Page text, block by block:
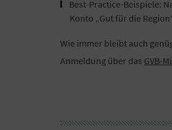
Best-Practice-Beispiele:
Konto „Gut für die
Wie immer bleibt auch
Anmeldung über das GVB-